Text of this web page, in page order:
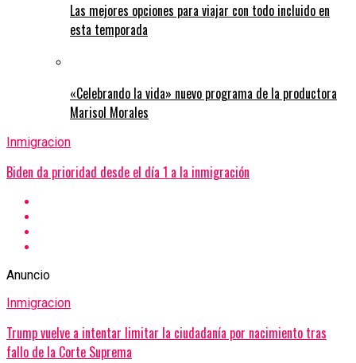
Las mejores opciones para viajar con todo incluido en
esta temporada
«Celebrando la vida» nuevo programa de la productora
Marisol Morales
Inmigracion
Biden da prioridad desde el día 1 a la inmigración
Anuncio
Inmigracion
Trump vuelve a intentar limitar la ciudadanía por nacimiento tras
fallo de la Corte Suprema